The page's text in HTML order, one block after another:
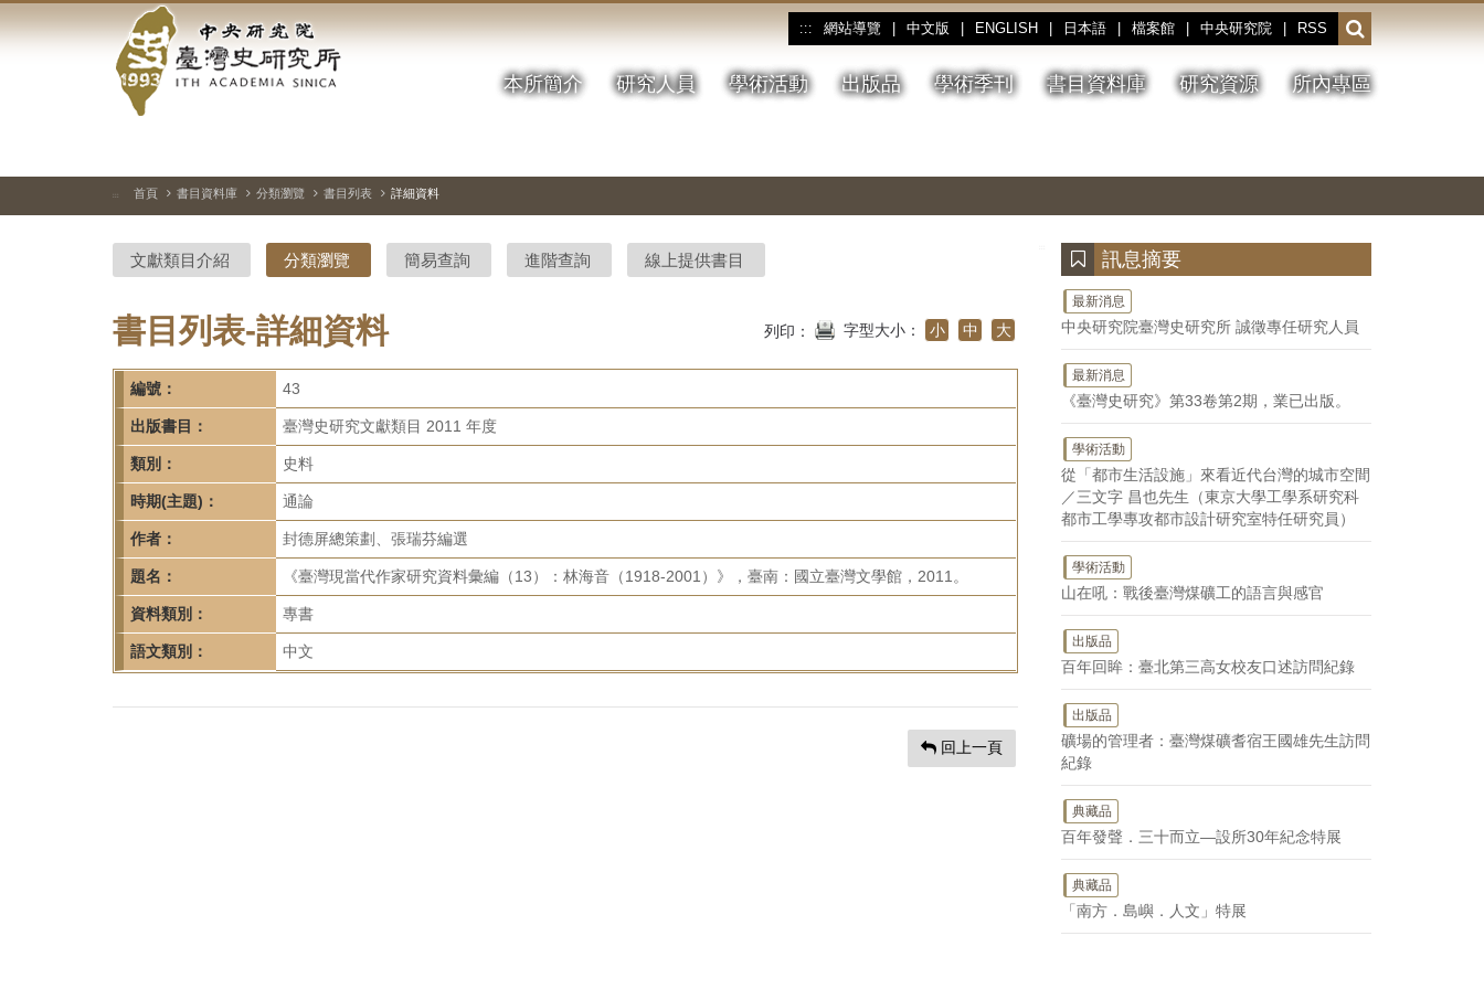
到
中
央
研
院-
臺
灣
史
研
究
所-
首
頁
::: 網站導覽 中文版 ENGLISH 日本語 檔案館 中央研究院 RSS
開
啟
或
收
本所簡介 研究人員 學術活動 出版品 學術季刊 書目資料庫 研究資源 所內專區
停、
圖
圖
結
::: 首頁 書目資料庫 分類瀏覽 書目列表 詳細資料
文獻類目介紹 分類瀏覽 簡易查詢 進階查詢 線上提供書目
書目列表-詳細資料 列印： 字型大小： 小 中 大
編號： 43
出版書目： 臺灣史研究文獻類目 2011 年度
類別： 史料
時期(主題)： 通論
作者： 封德屏總策劃、張瑞芬編選
題名： 《臺灣現當代作家研究資料彙編（13）：林海音（1918-2001）》，臺南：國立臺灣文學館，2011。
資料類別： 專書
語文類別： 中文
回上一頁
訊息摘要
最新消息
中央研究院臺灣史研究所 誠徵專任研究人員
最新消息
《臺灣史研究》第33卷第2期，業已出版。
學術活動
從「都市生活設施」來看近代台灣的城市空間
／三文字 昌也先生（東京大學工學系研究科
都市工學專攻都市設計研究室特任研究員）
學術活動
山在吼：戰後臺灣煤礦工的語言與感官
出版品
百年回眸：臺北第三高女校友口述訪問紀錄
出版品
礦場的管理者：臺灣煤礦耆宿王國雄先生訪問
紀錄
典藏品
百年發聲．三十而立—設所30年紀念特展
典藏品
「南方．島嶼．人文」特展